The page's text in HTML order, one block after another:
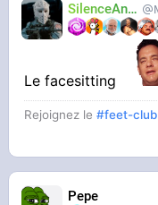
SilenceAnus
Le facesitting
Rejoignez le#feet-club
Pepe